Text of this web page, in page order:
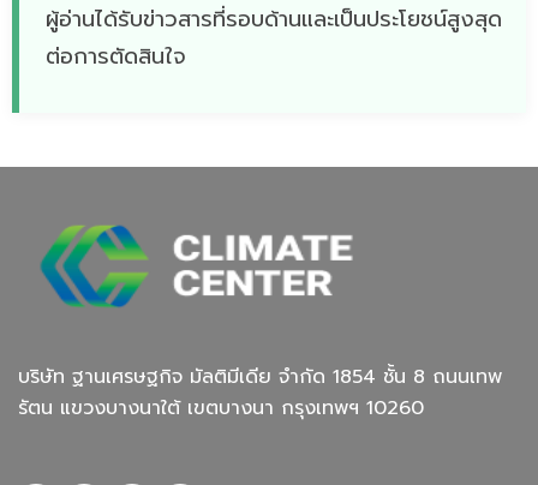
ผู้อ่านได้รับข่าวสารที่รอบด้านและเป็นประโยชน์สูงสุด
ต่อการตัดสินใจ
บริษัท ฐานเศรษฐกิจ มัลติมีเดีย จํากัด 1854 ชั้น 8 ถนนเทพ
รัตน แขวงบางนาใต้ เขตบางนา กรุงเทพฯ 10260